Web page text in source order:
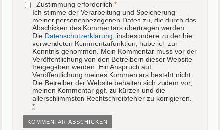
Zustimmung erforderlich *
Ich stimme der Verarbeitung und Speicherung
meiner personenbezogenen Daten zu, die durch das
Abschicken des Kommentars übertragen werden.
Die Datenschutzerklärung , insbesondere zu der hier
verwendeten Kommentarfunktion, habe ich zur
Kenntnis genommen. Mein Kommentar muss vor der
Veröffentlichung von den Betreibern dieser Website
freigegeben werden. Ein Anspruch auf
Veröffentlichung meines Kommentars besteht nicht.
Die Betreiber der Website behalten sich zudem vor,
meinen Kommentar ggf. zu kürzen und die
allerschlimmsten Rechtschreibfehler zu korrigieren.
*